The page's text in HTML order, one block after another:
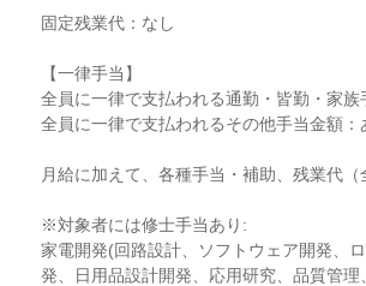
固定残業代：なし
【一律手当】
全員に一律で支払われる通勤・皆勤・家族
全員に一律で支払われるその他手当金額：
月給に加えて、各種手当・補助、残業代（
※対象者には修士手当あり:
家電開発(回路設計、ソフトウェア開発、
発、日用品設計開発、応用研究、品質管